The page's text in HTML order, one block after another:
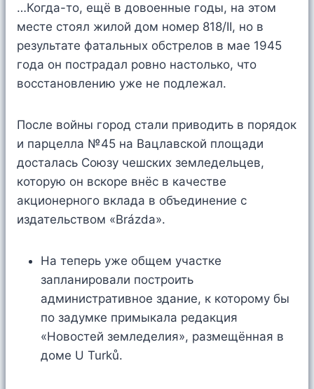
…Когда-то, ещё в довоенные годы, на этом
месте стоял жилой дом номер 818/II, но в
результате фатальных обстрелов в мае 1945
года он пострадал ровно настолько, что
восстановлению уже не подлежал.
После войны город стали приводить в порядок
и парцелла №45 на Вацлавской площади
досталась Союзу чешских земледельцев,
которую он вскоре внёс в качестве
акционерного вклада в объединение с
издательством «Brázda».
На теперь уже общем участке
запланировали построить
административное здание, к которому бы
по задумке примыкала редакция
«Новостей земледелия», размещённая в
доме U Turků.